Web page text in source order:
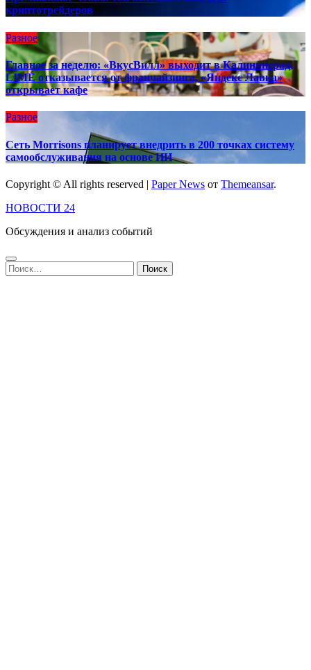
криптотрейдеров
Разное
Главное за неделю: «ВкусВилл» выходит в Калининград,
LIMÉ отказывается от франчайзинга, «Яндекс Лавка»
открывает кафе
Разное
Сеть Morrisons планирует внедрить в 200 точках систему
самообслуживания на основе ИИ
Copyright © All rights reserved | Paper News от Themeansar.
НОВОСТИ 24
Обсуждения и анализ событий
Найти: